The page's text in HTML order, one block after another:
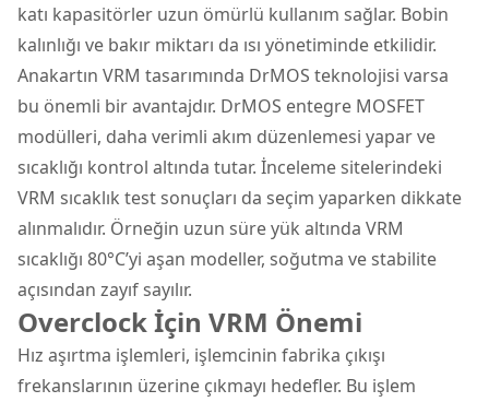
katı kapasitörler uzun ömürlü kullanım sağlar. Bobin
kalınlığı ve bakır miktarı da ısı yönetiminde etkilidir.
Anakartın VRM tasarımında DrMOS teknolojisi varsa
bu önemli bir avantajdır. DrMOS entegre MOSFET
modülleri, daha verimli akım düzenlemesi yapar ve
sıcaklığı kontrol altında tutar. İnceleme sitelerindeki
VRM sıcaklık test sonuçları da seçim yaparken dikkate
alınmalıdır. Örneğin uzun süre yük altında VRM
sıcaklığı 80°C’yi aşan modeller, soğutma ve stabilite
açısından zayıf sayılır.
Overclock İçin VRM Önemi
Hız aşırtma işlemleri, işlemcinin fabrika çıkışı
frekanslarının üzerine çıkmayı hedefler. Bu işlem